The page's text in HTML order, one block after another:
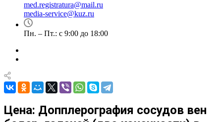
med.registratura@mail.ru
media-service@kuz.ru
Пн. – Пт.: с 9:00 до 18:00
Цена: Допплерография сосудов вен